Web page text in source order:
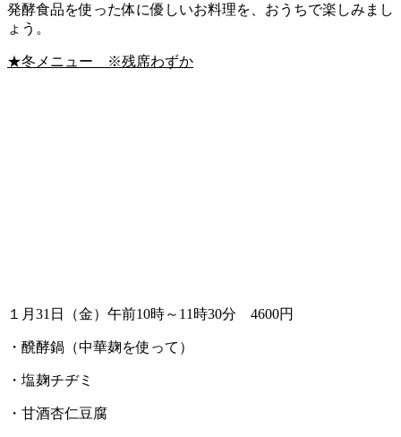
発酵食品を使った体に優しいお料理を、おうちで楽しみまし
ょう。
★冬メニュー ※残席わずか
１月31日（金）午前10時～11時30分 4600円
・醗酵鍋（中華麹を使って）
・塩麹チヂミ
・甘酒杏仁豆腐